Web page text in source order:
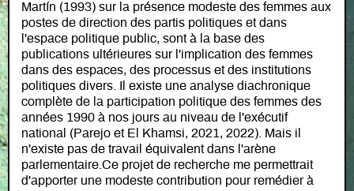
Martín (1993) sur la présence modeste des femmes aux
postes de direction des partis politiques et dans
l'espace politique public, sont à la base des
publications ultérieures sur l'implication des femmes
dans des espaces, des processus et des institutions
politiques divers. Il existe une analyse diachronique
complète de la participation politique des femmes des
années 1990 à nos jours au niveau de l'exécutif
national (Parejo et El Khamsi, 2021, 2022). Mais il
n'existe pas de travail équivalent dans l'arène
parlementaire.Ce projet de recherche me permettrait
d'apporter une modeste contribution pour remédier à